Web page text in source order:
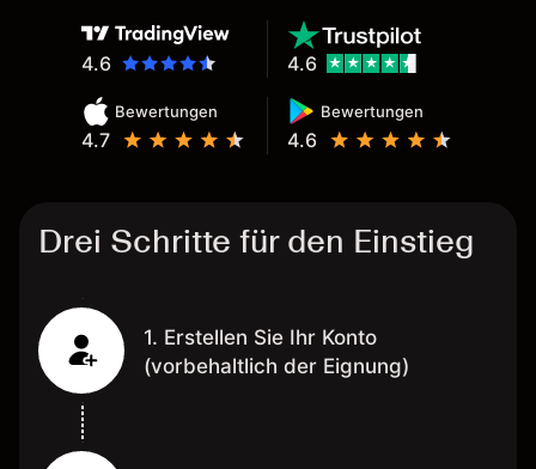
4.6
Bewertungen
4.7
Bewertungen
4.6
4.6
Drei Schritte für den Einstieg
1. Erstellen Sie Ihr Konto
(vorbehaltlich der Eignung)